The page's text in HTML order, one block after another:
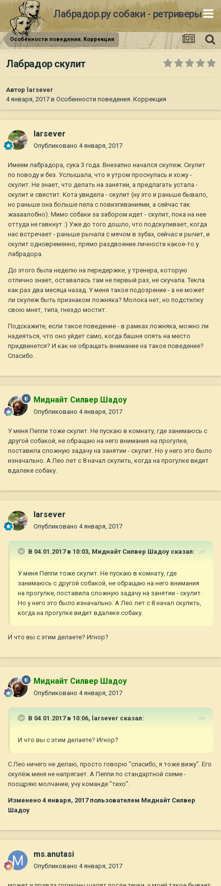
Лабрадор.ру собаки - ретриверы
Особенности поведения. Коррекция
Лабрадор скулит
Автор larsever
4 января, 2017 в Особенности поведения. Коррекция
larsever
Опубликовано 4 января, 2017
Имеем лабрадора, сука 3 года. Внезапно начался скулеж. Скулит
по поводу и без. Услышала, что я утром проснулась и хожу -
скулит. Не знает, что делать на занятии, а предлагать устала -
скулит и свистит. Кота увидела - скулит (ну это и раньше бывало,
но раньше она больше пела с повизгиваниями, а сейчас так
жаааалобно). Мимо собаки за забором идет - скулит, пока на нее
оттуда не гавкнут :) Уже до того дошло, что подскуливает, когда
нас встречает - раньше рычала с мячом в зубах, сейчас и рычит, и
скулит одновременно, прямо раздвоение личности какое-то у
лабрадора.
До этого была неделю на передержке, у тренера, которую
отлично знает, оставалась там не первый раз, не скучала. Текла
как раз два месяца назад. У меня такое подозрение - а не может
ли скулеж быть признаком ложняка? Молока нет, но подстилку
свою мнет, типа, гнездо мостит.
Подскажите, если такое поведение - в рамках ложняка, можно ли
надеяться, что оно уйдет само, когда башня опять на место
придвинется? И как не обращать внимание на такое поведение?
Спасибо.
Миднайт Силвер Шадоу
Опубликовано 4 января, 2017
У меня Пеппи тоже скулит. Не пускаю в комнату, где занимаюсь с
другой собакой, не обращаю на него внимания на прогулке,
поставила сложную задачу на занятии - скулит. Но у него это было
изначально. А Лео лет с 8 начал скулить, когда на прогулке видит
вдалеке собаку.
larsever
Опубликовано 4 января, 2017
В 04.01.2017 в 10:03, Миднайт Силвер Шадоу сказал:
У меня Пеппи тоже скулит. Не пускаю в комнату, где
занимаюсь с другой собакой, не обращаю на него внимания
на прогулке, поставила сложную задачу на занятии - скулит.
Но у него это было изначально. А Лео лет с 8 начал скулить,
когда на прогулке видит вдалеке собаку.
И что вы с этим делаете? Игнор?
Миднайт Силвер Шадоу
Опубликовано 4 января, 2017
В 04.01.2017 в 10:06, larsever сказал:
И что вы с этим делаете? Игнор?
С Лео ничего не делаю, просто говорю "спасибо, я тоже вижу". Его
скулёж меня не напрягает. А Пеппи по стандартной схеме -
поощряю молчание, учу команде "тихо".
Изменено 4 января, 2017пользователем Миднайт Силвер
Шадоу
ms.anutasi
Опубликовано 4 января, 2017